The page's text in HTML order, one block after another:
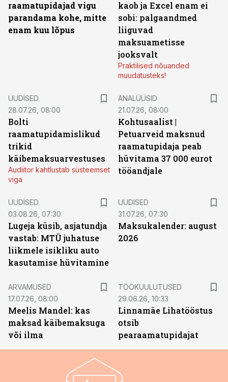
raamatupidajad vigu
parandama kohe, mitte
enam kuu lõpus
kaob ja Excel enam ei
sobi: palgaandmed
liiguvad
maksuametisse
jooksvalt
Praktilised nõuanded
muudatusteks!
UUDISED
28.07.26, 08:00
Bolti
raamatupidamislikud
trikid
käibemaksuarvestuses
Audiitor kahtlustab süsteemset
viga
ANALÜÜSID
21.07.26, 08:00
Kohtusaalist |
Petuarveid maksnud
raamatupidaja peab
hüvitama 37 000 eurot
tööandjale
UUDISED
03.08.26, 07:30
Lugeja küsib, asjatundja
vastab: MTÜ juhatuse
liikmele isikliku auto
kasutamise hüvitamine
UUDISED
31.07.26, 07:30
Maksukalender: august
2026
ARVAMUSED
17.07.26, 08:00
Meelis Mandel: kas
maksad käibemaksuga
või ilma
TÖÖKUULUTUSED
29.06.26, 10:33
Linnamäe Lihatööstus
otsib
pearaamatupidajat